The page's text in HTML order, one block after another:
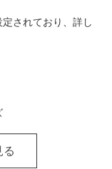
されており、詳し
る